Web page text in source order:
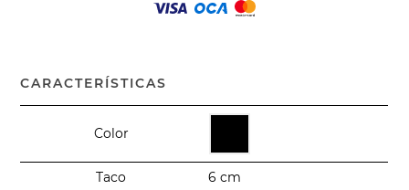
CARACTERÍSTICAS
Color
Taco 6 cm